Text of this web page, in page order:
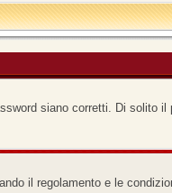
siano corretti. Di solito
il regolamento e le